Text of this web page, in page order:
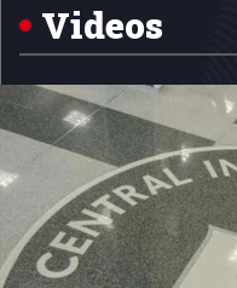
Videos